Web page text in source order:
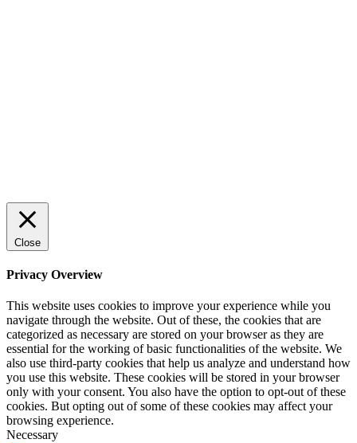
Close
Privacy Overview
This website uses cookies to improve your experience while you
navigate through the website. Out of these, the cookies that are
categorized as necessary are stored on your browser as they are
essential for the working of basic functionalities of the website. We
also use third-party cookies that help us analyze and understand how
you use this website. These cookies will be stored in your browser
only with your consent. You also have the option to opt-out of these
cookies. But opting out of some of these cookies may affect your
browsing experience.
Necessary